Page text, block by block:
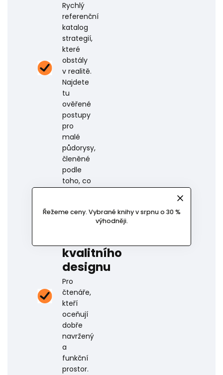
Řežeme ceny. Vybrané knihy v srpnu o 30 %
výhodněji.
Rychlý
referenční
katalog
strategií,
které
obstály
v realitě.
Najdete
tu
ověřené
postupy
pro
malé
půdorysy,
členěné
podle
toho, co
kvalitního
designu
Pro
čtenáře,
kteří
oceňují
dobře
navržený
a
funkční
prostor.